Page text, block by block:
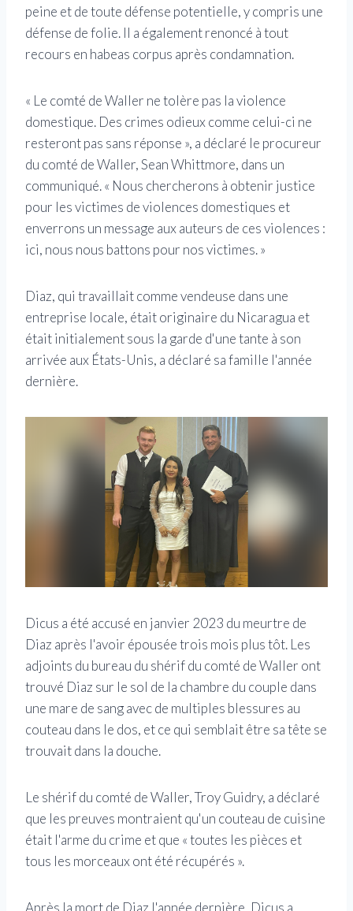
peine et de toute défense potentielle, y compris une
défense de folie. Il a également renoncé à tout
recours en habeas corpus après condamnation.
« Le comté de Waller ne tolère pas la violence
domestique. Des crimes odieux comme celui-ci ne
resteront pas sans réponse », a déclaré le procureur
du comté de Waller, Sean Whittmore, dans un
communiqué. « Nous chercherons à obtenir justice
pour les victimes de violences domestiques et
enverrons un message aux auteurs de ces violences :
ici, nous nous battons pour nos victimes. »
Diaz, qui travaillait comme vendeuse dans une
entreprise locale, était originaire du Nicaragua et
était initialement sous la garde d'une tante à son
arrivée aux États-Unis, a déclaré sa famille l'année
dernière.
Dicus a été accusé en janvier 2023 du meurtre de
Diaz après l'avoir épousée trois mois plus tôt. Les
adjoints du bureau du shérif du comté de Waller ont
trouvé Diaz sur le sol de la chambre du couple dans
une mare de sang avec de multiples blessures au
couteau dans le dos, et ce qui semblait être sa tête se
trouvait dans la douche.
Le shérif du comté de Waller, Troy Guidry, a déclaré
que les preuves montraient qu'un couteau de cuisine
était l'arme du crime et que « toutes les pièces et
tous les morceaux ont été récupérés ».
Après la mort de Diaz l'année dernière, Dicus a